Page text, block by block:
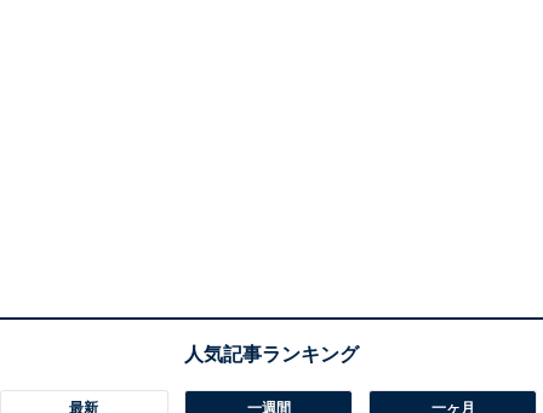
最新 一週間 一ヶ月